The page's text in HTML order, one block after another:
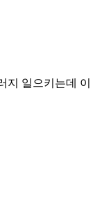
지 일으키는데 이